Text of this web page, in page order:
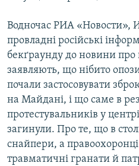
Водночас РИА «Новости»,
провладні російські
бекґраунду до новини
заявляють, що нібито
почали застосовувати
на Майдані, і що саме в
протестувальників у
загинули. Про те, що в
снайпери, а
травматичні гранати й